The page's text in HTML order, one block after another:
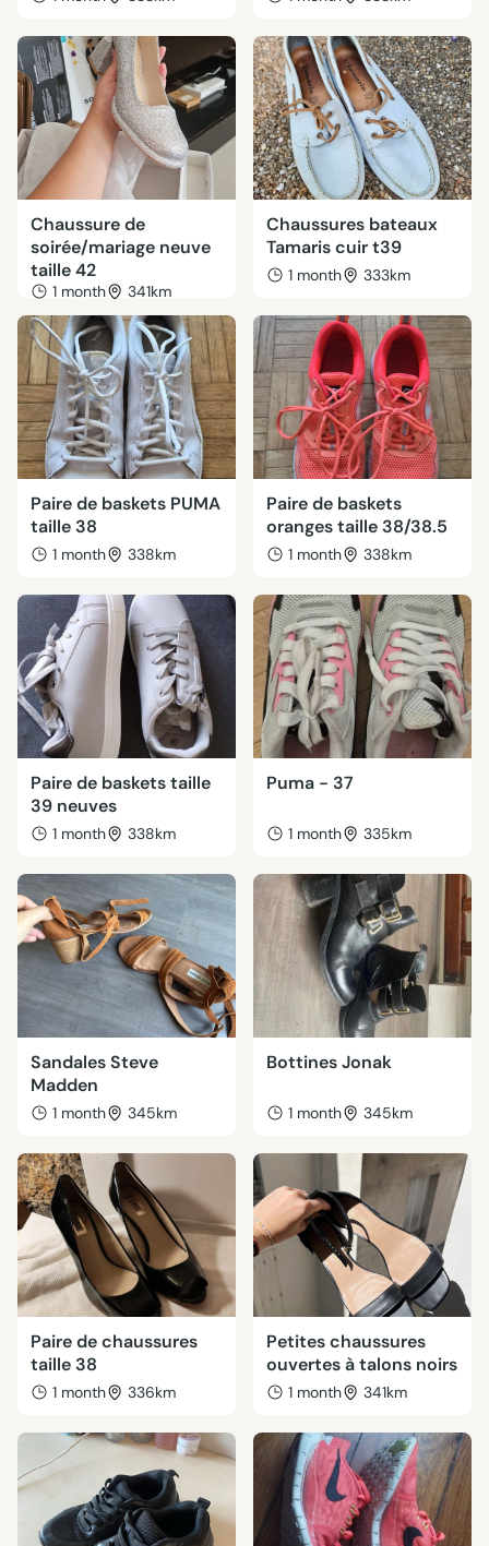
Chaussure de
soirée/mariage neuve
taille 42
1 month 341km
Chaussures bateaux
Tamaris cuir t39
1 month 333km
Paire de baskets PUMA
taille 38
1 month 338km
Paire de baskets
oranges taille 38/38.5
1 month 338km
Paire de baskets taille
39 neuves
1 month 338km
Puma - 37
1 month 335km
Sandales Steve
Madden
1 month 345km
Bottines Jonak
1 month 345km
Paire de chaussures
taille 38
1 month 336km
Petites chaussures
ouvertes à talons noirs
1 month 341km